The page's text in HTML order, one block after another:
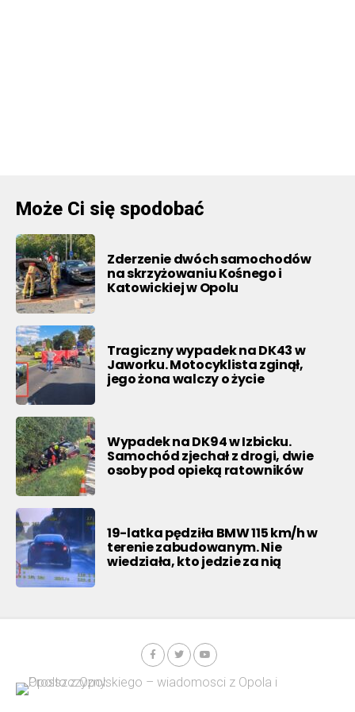
Może Ci się spodobać
Zderzenie dwóch samochodów
na skrzyżowaniu Kośnego i
Katowickiej w Opolu
Tragiczny wypadek na DK43 w
Jaworku. Motocyklista zginął,
jego żona walczy o życie
Wypadek na DK94 w Izbicku.
Samochód zjechał z drogi, dwie
osoby pod opieką ratowników
19-latka pędziła BMW 115 km/h w
terenie zabudowanym. Nie
wiedziała, kto jedzie za nią